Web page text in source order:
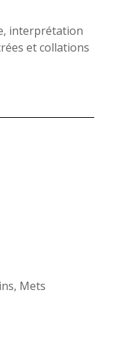
interprétation
et collations
Mets